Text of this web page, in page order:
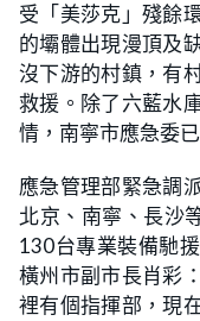
%
受「美莎克」殘餘
的壩體出現漫頂及
沒下游的村鎮，有
救援。除了六藍水
情，南寧市應急委
應急管理部緊急調
北京、南寧、長沙
130台專業裝備馳
橫州市副市長肖彩
裡有個指揮部，現